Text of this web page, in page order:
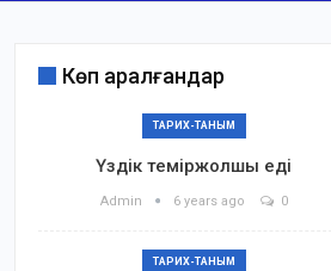
Көп қаралғандар
ТАРИХ-ТАНЫМ
Үздік теміржолшы еді
Admin 6 years ago 0
ТАРИХ-ТАНЫМ